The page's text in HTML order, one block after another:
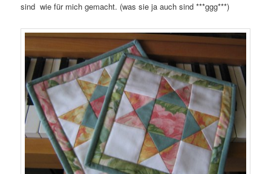
sind wie für mich gemacht. (was sie ja auch sind ***ggg***)